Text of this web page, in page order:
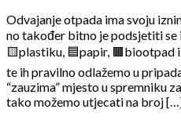
Odvajanje otpada ima svoju
no također bitno je podsjetiti se
🟨plastiku, 🟦papir, 🟫biootpad
te ih pravilno odlažemo u
“zauzima” mjesto u spremniku
tako možemo utjecati na broj